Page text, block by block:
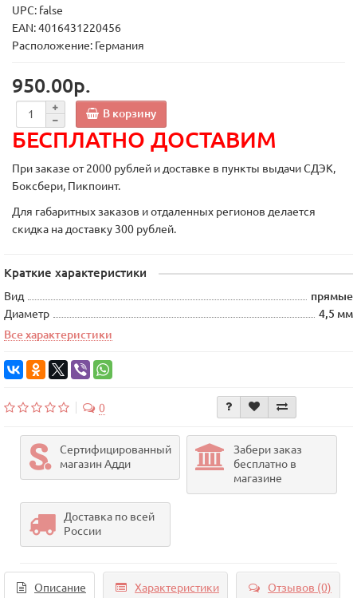
UPC: false
EAN: 4016431220456
Расположение: Германия
950.00р.
В корзину
БЕСПЛАТНО ДОСТАВИМ
При заказе от 2000 рублей и доставке в пункты выдачи СДЭК,
Боксбери, Пикпоинт.
Для габаритных заказов и отдаленных регионов делается
скидка на доставку 300 рублей.
Краткие характеристики
Вид
прямые
Диаметр
4,5 мм
Все характеристики
0
Сертифицированный
магазин Адди
Забери заказ
бесплатно в
магазине
Доставка по всей
России
Описание Характеристики Отзывов (0)